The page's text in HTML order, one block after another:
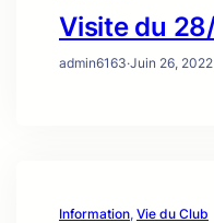
Visite du
admin6163·Juin 26, 2022
Information, Vie du Club